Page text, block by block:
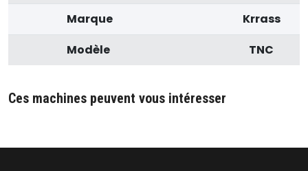
Marque
Krrass
Modèle
TNC
Ces machines peuvent vous intéresser